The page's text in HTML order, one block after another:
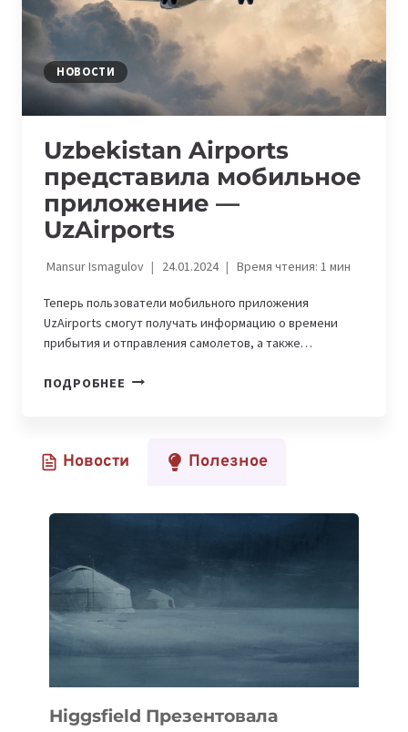
НОВОСТИ
Uzbekistan Airports
представила мобильное
приложение —
UzAirports
Mansur Ismagulov 24.01.2024 Время чтения: 1мин
Теперь пользователи мобильного приложения
UzAirports смогут получать информацию о времени
прибытия и отправления самолетов, а также…
ПОДРОБНЕЕ UZBEKISTAN
ПРИЛОЖЕНИЕ
Новости Полезное
Higgsfield Презентовала